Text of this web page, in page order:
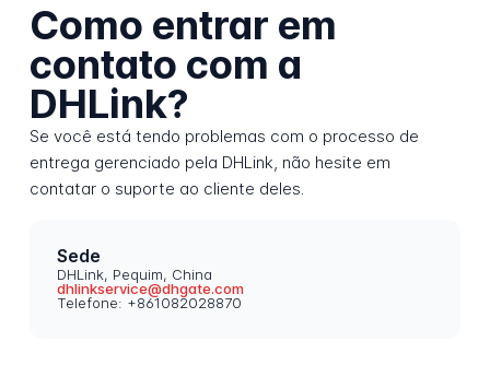
Como entrar em
contato com a
DHLink?
Se você está tendo problemas com o processo de
entrega gerenciado pela DHLink, não hesite em
contatar o suporte ao cliente deles.
Sede
DHLink, Pequim, China
dhlinkservice@dhgate.com
Telefone: +861082028870